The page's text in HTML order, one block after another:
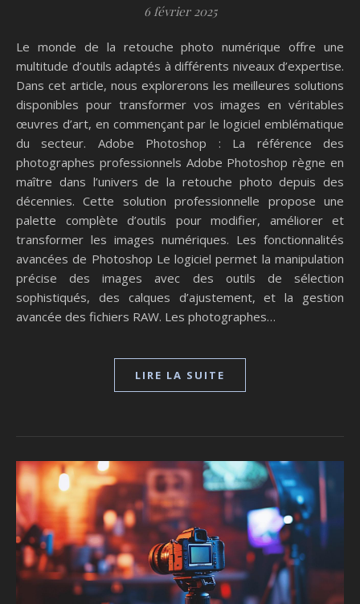
6 février 2025
Le monde de la retouche photo numérique offre une
multitude d’outils adaptés à différents niveaux d’expertise.
Dans cet article, nous explorerons les meilleures solutions
disponibles pour transformer vos images en véritables
œuvres d’art, en commençant par le logiciel emblématique
du secteur. Adobe Photoshop : La référence des
photographes professionnels Adobe Photoshop règne en
maître dans l’univers de la retouche photo depuis des
décennies. Cette solution professionnelle propose une
palette complète d’outils pour modifier, améliorer et
transformer les images numériques. Les fonctionnalités
avancées de Photoshop Le logiciel permet la manipulation
précise des images avec des outils de sélection
sophistiqués, des calques d’ajustement, et la gestion
avancée des fichiers RAW. Les photographes…
LIRE LA SUITE